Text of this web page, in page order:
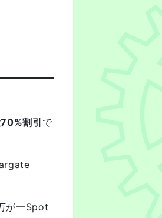
割引 で
が一Spot